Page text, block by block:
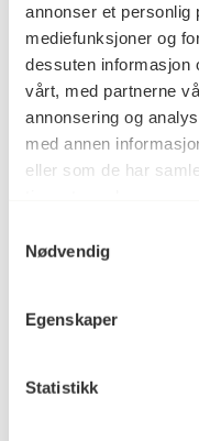
annonser et personlig
mediefunksjoner og
dessuten informasjon
vårt, med partnerne
annonsering og
med annen
eller som de har
Nødvendig
Egenskaper
Statistikk
Teknikk og
materiale
og
Mål